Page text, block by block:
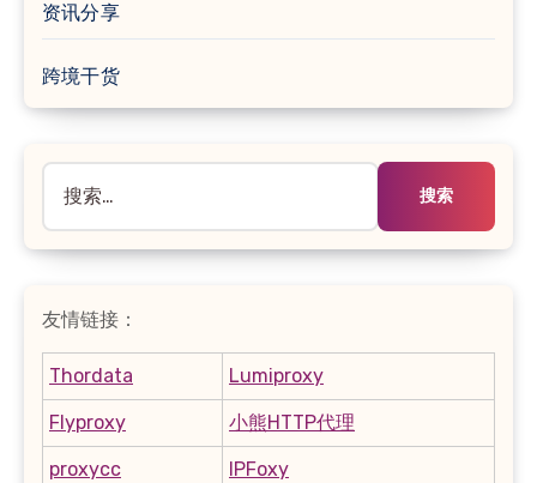
资讯分享
跨境干货
索：
友情链接：
Thordata Lumiproxy
Flyproxy 小熊HTTP代理
proxycc IPFoxy